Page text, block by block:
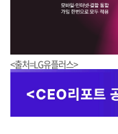
<출처=LG유플러스>